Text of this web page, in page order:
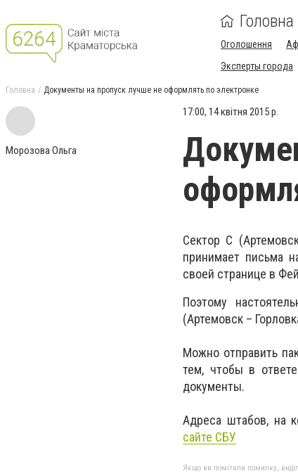
Головна
Оголошення
Эксперты города
Головна Документы на пропуск лучше не оформлять по электронке
Морозова Ольга
17:00, 14 квітня 2015 р.
Сектор С
принимает письма
своей странице в
Поэтому
(Артемовск –
Можно отправить
тем, чтобы в
документы.
Адреса штабов, на
сайте СБУ
Якщо ви помітили помилку,